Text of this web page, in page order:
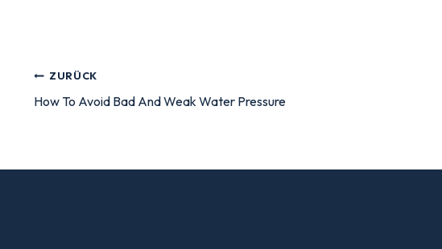
ZURÜCK
How To Avoid Bad And Weak Water Pressure